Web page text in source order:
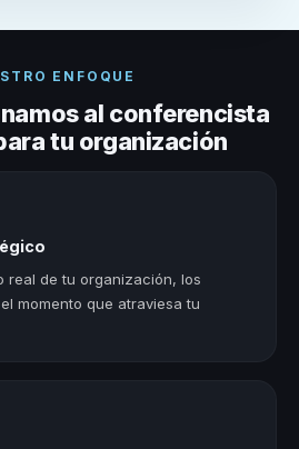
ENFOQUE
al conferencista
tu organización
real de tu organización, los
momento que atraviesa tu